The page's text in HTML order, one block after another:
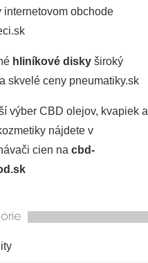
internetovom obchode
hliníkové disky široký
skvelé ceny pneumatiky.sk
výber CBD olejov, kvapiek a
nájdete v
cien na cbd-